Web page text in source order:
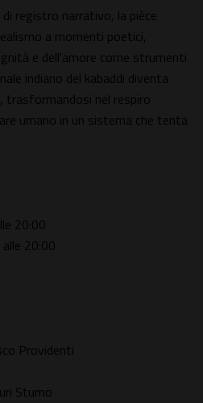
registro narrativo, la pièce
a momenti poetici,
e dell'amore come strumenti
indiano del kabaddi diventa
nel respiro
umano in un sistema che tenta
20:00
20:00
Providenti
Sturno